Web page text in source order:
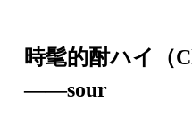
時髦的酎ハイ（
——sour